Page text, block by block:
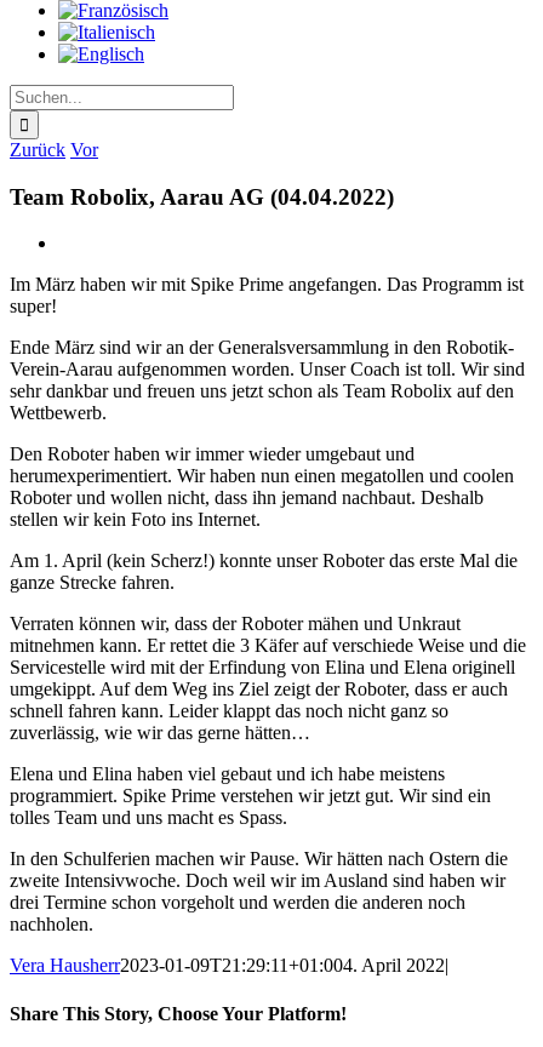
Suche
nach:
Zurück Vor
Team Robolix, Aarau AG (04.04.2022)
Bild
Im März haben wir mit Spike Prime angefangen. Das Programm ist
super!
Ende März sind wir an der Generalsversammlung in den Robotik-
Verein-Aarau aufgenommen worden. Unser Coach ist toll. Wir sind
sehr dankbar und freuen uns jetzt schon als Team Robolix auf den
Wettbewerb.
Den Roboter haben wir immer wieder umgebaut und
herumexperimentiert. Wir haben nun einen megatollen und coolen
Roboter und wollen nicht, dass ihn jemand nachbaut. Deshalb
stellen wir kein Foto ins Internet.
Am 1. April (kein Scherz!) konnte unser Roboter das erste Mal die
ganze Strecke fahren.
Verraten können wir, dass der Roboter mähen und Unkraut
mitnehmen kann. Er rettet die 3 Käfer auf verschiede Weise und die
Servicestelle wird mit der Erfindung von Elina und Elena originell
umgekippt. Auf dem Weg ins Ziel zeigt der Roboter, dass er auch
schnell fahren kann. Leider klappt das noch nicht ganz so
zuverlässig, wie wir das gerne hätten…
Elena und Elina haben viel gebaut und ich habe meistens
programmiert. Spike Prime verstehen wir jetzt gut. Wir sind ein
tolles Team und uns macht es Spass.
In den Schulferien machen wir Pause. Wir hätten nach Ostern die
zweite Intensivwoche. Doch weil wir im Ausland sind haben wir
drei Termine schon vorgeholt und werden die anderen noch
nachholen.
Vera Hausherr2023-01-09T21:29:11+01:004. April 2022|
Share This Story, Choose Your Platform!